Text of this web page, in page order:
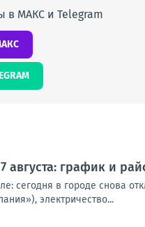
в МАКС и Telegram
августа: график и
сегодня в городе снова
электричество...